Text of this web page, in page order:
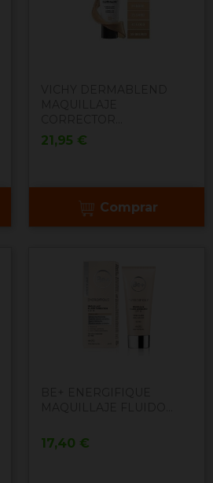
Precio
21,95 €
Comprar
Precio
17,40 €